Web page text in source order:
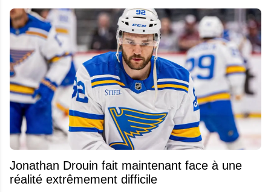
Jonathan Drouin fait maintenant face à une
réalité extrêmement difficile